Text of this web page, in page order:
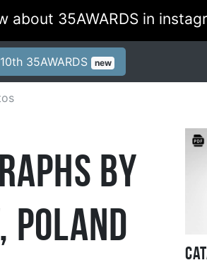
about 35AWARDS in
35AWARDS new
by
Poland